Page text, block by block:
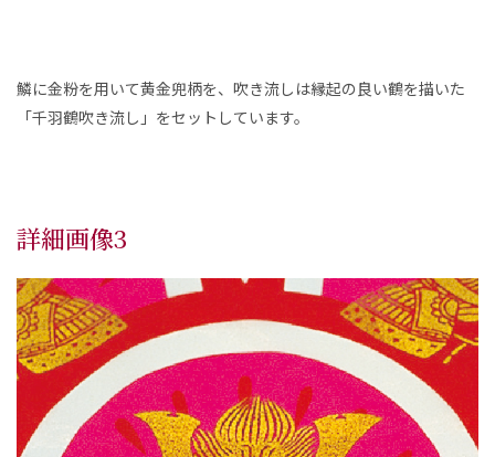
鱗に金粉を用いて黄金兜柄を、吹き流しは縁起の良い鶴を描いた
「千羽鶴吹き流し」をセットしています。
詳細画像3